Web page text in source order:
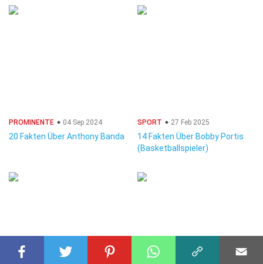
PROMINENTE 04 Sep 2024
20 Fakten Über Anthony Banda
SPORT 27 Feb 2025
14 Fakten Über Bobby Portis
(Basketballspieler)